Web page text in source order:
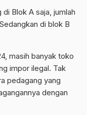
Blok A saja, jumlah
di blok B
masih banyak toko
impor ilegal. Tak
pedagang yang
dengan